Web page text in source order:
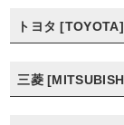
トヨタ [TOYOTA]
三菱